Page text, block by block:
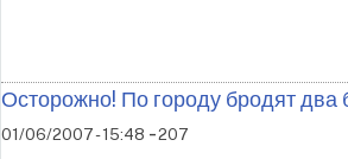
Осторожно! По городу бродят два
01/06/2007 - 15:48 -207